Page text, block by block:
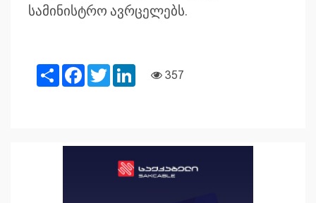
სამინისტრო ავრცელებს.
ShareFacebook
TwitterLinkedIn
357